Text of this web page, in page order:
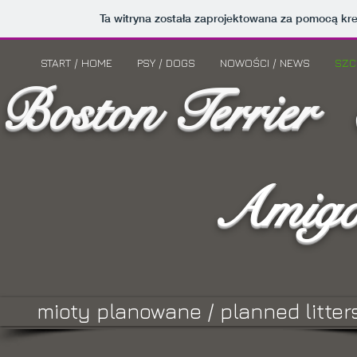
Ta witryna została zaprojektowana za pomocą
Boston Terrier
START / HOME PSY / DOGS NOWOŚCI / NEWS
mioty planowane / planned